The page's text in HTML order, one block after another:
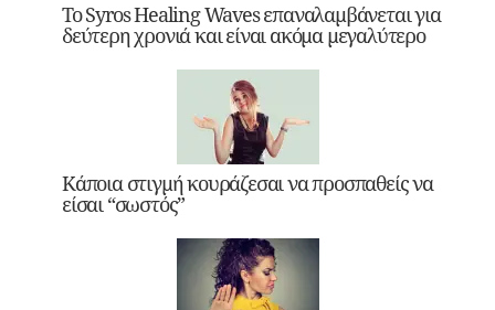
Το Syros Healing Waves επαναλαμβάνεται για
δεύτερη χρονιά και είναι ακόμα μεγαλύτερο
Κάποια στιγμή κουράζεσαι να προσπαθείς να
είσαι “σωστός”